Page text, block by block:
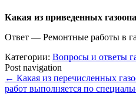
Какая из приведенных
Ответ — Ремонтные работы в
Категории: Вопросы и ответы
Post navigation
← Какая из перечисленных
работ выполняется по